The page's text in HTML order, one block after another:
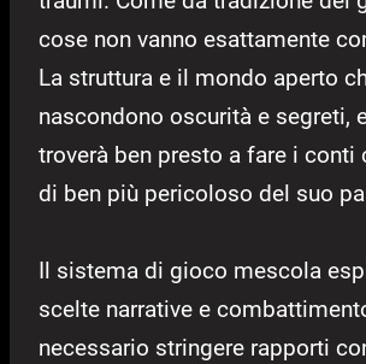
cose non vanno esattamente
La struttura e il mondo aperto
nascondono oscurità e segreti,
troverà ben presto a fare i conti
di ben più pericoloso del suo
Il sistema di gioco mescola
scelte narrative e
necessario stringere rapporti